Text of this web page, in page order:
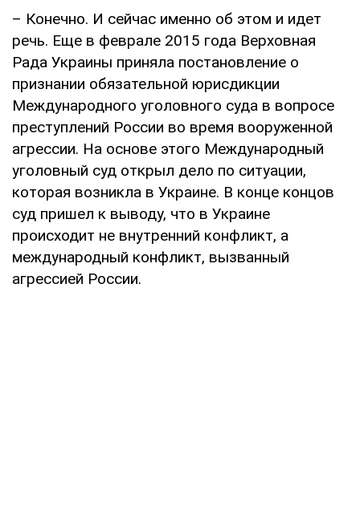
– Конечно. И сейчас именно об этом и идет
речь. Еще в феврале 2015 года Верховная
Рада Украины приняла постановление о
признании обязательной юрисдикции
Международного уголовного суда в вопросе
преступлений России во время вооруженной
агрессии. На основе этого Международный
уголовный суд открыл дело по ситуации,
которая возникла в Украине. В конце концов
суд пришел к выводу, что в Украине
происходит не внутренний конфликт, а
международный конфликт, вызванный
агрессией России.